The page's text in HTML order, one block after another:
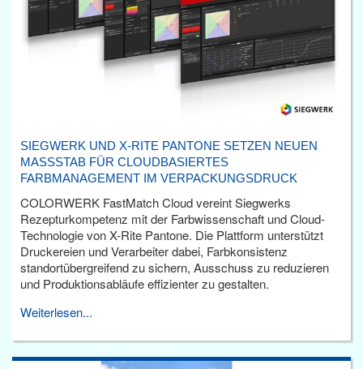
SIEGWERK UND X-RITE PANTONE SETZEN NEUEN
MASSSTAB FÜR CLOUDBASIERTES F
ARBMANAGEMENT IM VERPACKUNGSDRUCK
COLORWERK FastMatch Cloud vereint Siegwerks
Rezepturkompetenz mit der Farbwissenschaft und Cloud-
Technologie von X-Rite Pantone. Die Plattform unterstützt
Druckereien und Verarbeiter dabei, Farbkonsistenz
standortübergreifend zu sichern, Ausschuss zu reduzieren
und Produktionsabläufe effizienter zu gestalten.
Weiterlesen...